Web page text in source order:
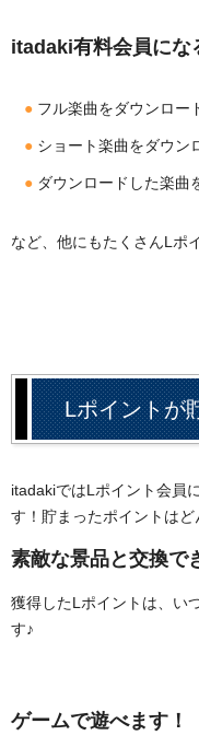
itadaki有料会員にな
フル楽曲をダウンロー
ショート楽曲をダウン
ダウンロードした楽曲
など、他にもたくさんLポ
Lポイントが
itadakiではLポイント会員
す！貯まったポイントはど
素敵な景品と交換で
獲得したLポイントは、い
す♪
ゲームで遊べます！